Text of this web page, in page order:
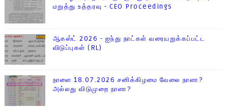
மறுத்து உத்தரவு - CEO Proceedings
ஆகஸ்ட் 2026 - ஐந்து நாட்கள் வரையறுக்கப்பட்ட
விடுப்புகள் (RL)
நாளை 18.07.2026 சனிக்கிழமை வேலை நாளா?
அல்லது விடுமுறை நாளா?